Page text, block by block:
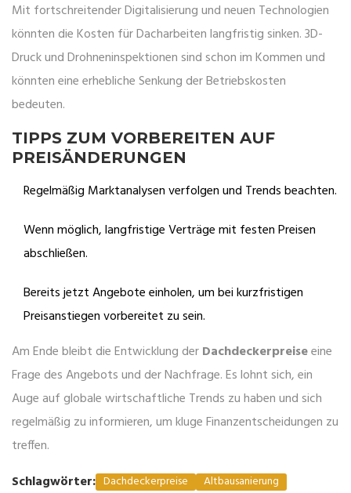
Mit fortschreitender Digitalisierung und neuen Technologien
könnten die Kosten für Dacharbeiten langfristig sinken. 3D-
Druck und Drohneninspektionen sind schon im Kommen und
könnten eine erhebliche Senkung der Betriebskosten
bedeuten.
TIPPS ZUM VORBEREITEN AUF
PREISÄNDERUNGEN
Regelmäßig Marktanalysen verfolgen und Trends beachten.
Wenn möglich, langfristige Verträge mit festen Preisen
abschließen.
Bereits jetzt Angebote einholen, um bei kurzfristigen
Preisanstiegen vorbereitet zu sein.
Am Ende bleibt die Entwicklung derDachdeckerpreiseeine
Frage des Angebots und der Nachfrage. Es lohnt sich, ein
Auge auf globale wirtschaftliche Trends zu haben und sich
regelmäßig zu informieren, um kluge Finanzentscheidungen zu
treffen.
Schlagwörter: Dachdeckerpreise Altbausanierung